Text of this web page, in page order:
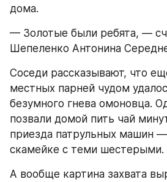
дома.
— Золотые были ребята, —
Шепеленко Антонина
Соседи рассказывают, что
местных парней чудом
безумного гнева омоновца.
позвали домой пить чай
приезда патрульных машин
скамейке с теми шестерыми.
А вообще картина захвата